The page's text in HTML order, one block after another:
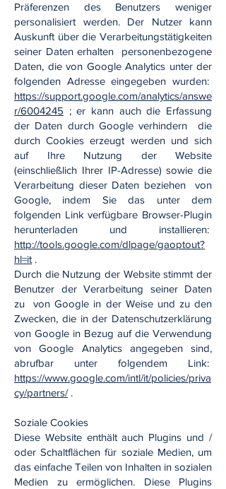
Präferenzen des Benutzers weniger
personalisiert werden. Der Nutzer kann
Auskunft über die Verarbeitungstätigkeiten
seiner Daten erhalten personenbezogene
Daten, die von Google Analytics unter der
folgenden Adresse eingegeben wurden:
https://support.google.com/analytics/answe
r/6004245 ; er kann auch die Erfassung
der Daten durch Google verhindern die
durch Cookies erzeugt werden und sich
auf Ihre Nutzung der Website
(einschließlich Ihrer IP-Adresse) sowie die
Verarbeitung dieser Daten beziehen von
Google, indem Sie das unter dem
folgenden Link verfügbare Browser-Plugin
herunterladen und installieren:
http://tools.google.com/dlpage/gaoptout?
hl=it .
Durch die Nutzung der Website stimmt der
Benutzer der Verarbeitung seiner Daten
zu von Google in der Weise und zu den
Zwecken, die in der Datenschutzerklärung
von Google in Bezug auf die Verwendung
von Google Analytics angegeben sind,
abrufbar unter folgendem Link:
https://www.google.com/intl/it/policies/priva
cy/partners/.
Soziale Cookies
Diese Website enthält auch Plugins und /
oder Schaltflächen für soziale Medien, um
das einfache Teilen von Inhalten in sozialen
Medien zu ermöglichen. Diese Plugins